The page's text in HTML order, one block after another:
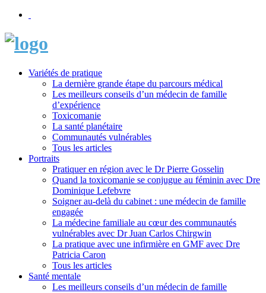
Variétés de pratique
La dernière grande étape du parcours médical
Les meilleurs conseils d’un médecin de famille
d’expérience
Toxicomanie
La santé planétaire
Communautés vulnérables
Tous les articles
Portraits
Pratiquer en région avec le Dr Pierre Gosselin
Quand la toxicomanie se conjugue au féminin avec Dre
Dominique Lefebvre
Soigner au-delà du cabinet : une médecin de famille
engagée
La médecine familiale au cœur des communautés
vulnérables avec Dr Juan Carlos Chirgwin
La pratique avec une infirmière en GMF avec Dre
Patricia Caron
Tous les articles
Santé mentale
Les meilleurs conseils d’un médecin de famille